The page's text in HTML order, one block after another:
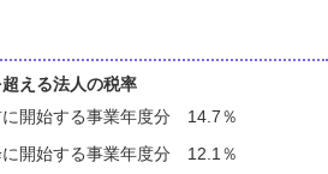
える法人の税率
開始する事業年度分 14.7％
開始する事業年度分 12.1％